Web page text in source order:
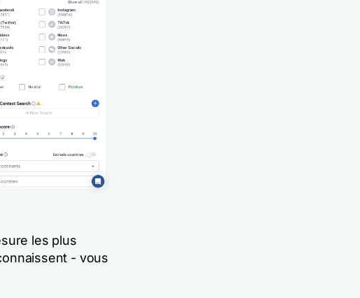
les plus
- vous